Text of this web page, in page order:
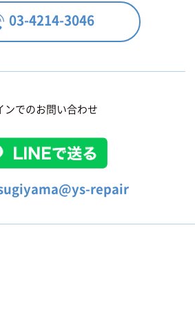
03-4214-3046
ンでのお問い合わせ
repair